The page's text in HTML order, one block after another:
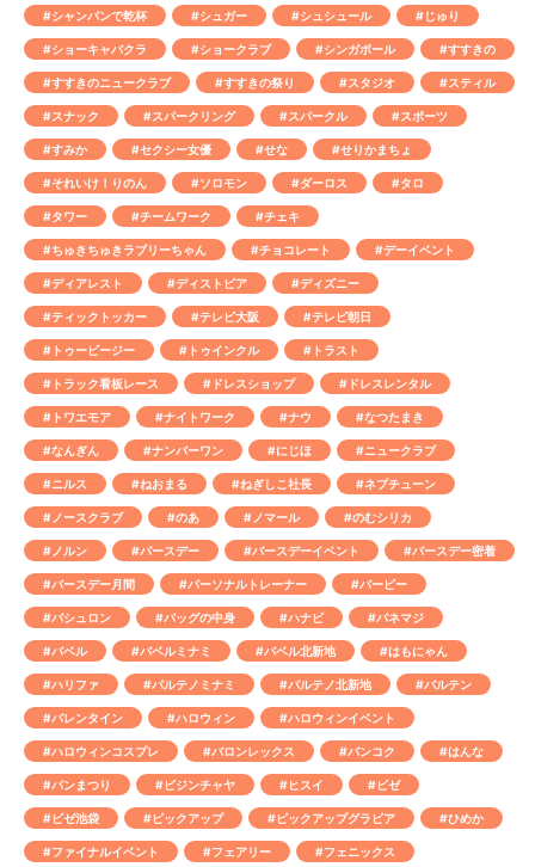
#シャンパンで乾杯 #シュガー #シュシュール #じゅり
#ショーキャバクラ #ショークラブ #シンガポール #すすきの
#すすきのニュークラブ #すすきの祭り #スタジオ #スティル
#スナック #スパークリング #スパークル #スポーツ
#すみか #セクシー女優 #せな #せりかまちょ
#それいけ！りのん #ソロモン #ダーロス #タロ
#タワー #チームワーク #チェキ
#ちゅきちゅきラブリーちゃん #チョコレート #デーイベント
#ディアレスト #ディストピア #ディズニー
#ティックトッカー #テレビ大阪 #テレビ朝日
#トゥービージー #トゥインクル #トラスト
#トラック看板レース #ドレスショップ #ドレスレンタル
#トワエモア #ナイトワーク #ナウ #なつたまき
#なんぎん #ナンバーワン #にじほ #ニュークラブ
#ニルス #ねおまる #ねぎしこ社長 #ネプチューン
#ノースクラブ #のあ #ノマール #のむシリカ
#ノルン #バースデー #バースデーイベント #バースデー密着
#バースデー月間 #パーソナルトレーナー #バービー
#バシュロン #バッグの中身 #ハナビ #パネマジ
#バベル #バベルミナミ #バベル北新地 #はもにゃん
#ハリファ #パルテノミナミ #パルテノ北新地 #バルテン
#バレンタイン #ハロウィン #ハロウィンイベント
#ハロウィンコスプレ #バロンレックス #バンコク #はんな
#パンまつり #ビジンチャヤ #ヒスイ #ビゼ
#ビゼ池袋 #ピックアップ #ピックアップグラビア #ひめか
#ファイナルイベント #フェアリー #フェニックス